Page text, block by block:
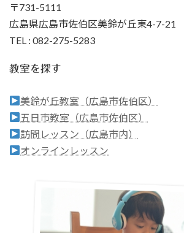
〒731-5111
広島県広島市佐伯区美鈴が丘東4-7-21
TEL : 082-275-5283
教室を探す
美鈴が丘教室（広島市佐伯区）
五日市教室（広島市佐伯区）
訪問レッスン（広島市内）
オンラインレッスン